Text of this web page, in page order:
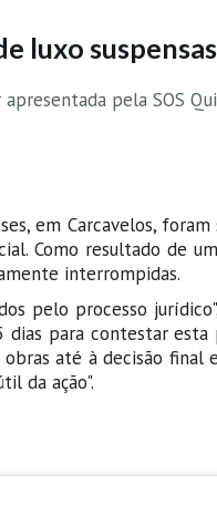
luxo
pela SOS
em Carcavelos,
Como resultado de
interrompidas.
pelo processo
dias para contestar
até à decisão
da ação".